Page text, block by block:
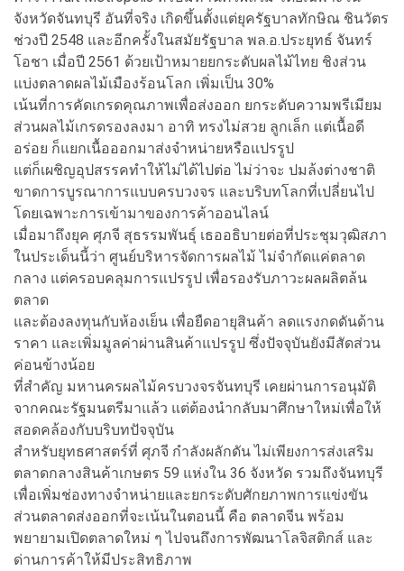
จังหวัดจันทบุรี อันที่จริง เกิดขึ้นตั้งแต่ยุครัฐบาลทักษิณ ชินวัตร
ช่วงปี 2548 และอีกครั้งในสมัยรัฐบาล พล.อ.ประยุทธ์ จันทร์
โอชา เมื่อปี 2561 ด้วยเป้าหมายยกระดับผลไม้ไทย ชิงส่วน
แบ่งตลาดผลไม้เมืองร้อนโลก เพิ่มเป็น 30%
เน้นที่การคัดเกรดคุณภาพเพื่อส่งออก ยกระดับความพรีเมียม
ส่วนผลไม้เกรดรองลงมา อาทิ ทรงไม่สวย ลูกเล็ก แต่เนื้อดี
อร่อย ก็แยกเนื้อออกมาส่งจำหน่ายหรือแปรรูป
แต่ก็เผชิญอุปสรรคทำให้ไม่ได้ไปต่อ ไม่ว่าจะ ปมล้งต่างชาติ
ขาดการบูรณาการแบบครบวงจร และบริบทโลกที่เปลี่ยนไป
โดยเฉพาะการเข้ามาของการค้าออนไลน์
เมื่อมาถึงยุค ศุภจี สุธรรมพันธุ์ เธออธิบายต่อที่ประชุมวุฒิสภา
ในประเด็นนี้ว่า ศูนย์บริหารจัดการผลไม้ ไม่จำกัดแค่ตลาด
กลาง แต่ครอบคลุมการแปรรูป เพื่อรองรับภาวะผลผลิตล้น
ตลาด
และต้องลงทุนกับห้องเย็น เพื่อยืดอายุสินค้า ลดแรงกดดันด้าน
ราคา และเพิ่มมูลค่าผ่านสินค้าแปรรูป ซึ่งปัจจุบันยังมีสัดส่วน
ค่อนข้างน้อย
ที่สำคัญ มหานครผลไม้ครบวงจรจันทบุรี เคยผ่านการอนุมัติ
จากคณะรัฐมนตรีมาแล้ว แต่ต้องนำกลับมาศึกษาใหม่เพื่อให้
สอดคล้องกับบริบทปัจจุบัน
สำหรับยุทธศาสตร์ที่ ศุภจี กำลังผลักดัน ไม่เพียงการส่งเสริม
ตลาดกลางสินค้าเกษตร 59 แห่งใน 36 จังหวัด รวมถึงจันทบุรี
เพื่อเพิ่มช่องทางจำหน่ายและยกระดับศักยภาพการแข่งขัน
ส่วนตลาดส่งออกที่จะเน้นในตอนนี้ คือ ตลาดจีน พร้อม
พยายามเปิดตลาดใหม่ ๆ ไปจนถึงการพัฒนาโลจิสติกส์ และ
ด่านการค้าให้มีประสิทธิภาพ